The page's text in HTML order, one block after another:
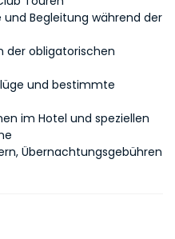
und Begleitung während der
der obligatorischen
und bestimmte
im Hotel und speziellen
Übernachtungsgebühren